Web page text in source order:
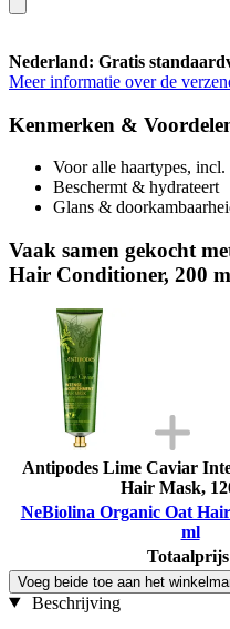
Nederland: Gratis
Meer informatie over de
Kenmerken &
Voor alle haartypes,
Beschermt & hydrateert
Glans &
Vaak samen gekocht
Hair Conditioner, 200
Antipodes Lime Caviar
Hair Mask,
NeBiolina Organic Oat
ml
Voeg beide toe aan het
Beschrijving